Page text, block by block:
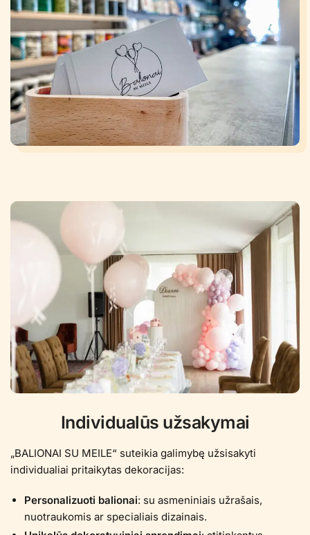
Individualūs užsakymai
„BALIONAI SU MEILE“ suteikia galimybę užsisakyti
individualiai pritaikytas dekoracijas:
Personalizuoti balionai: su asmeniniais užrašais,
nuotraukomis ar specialiais dizainais.